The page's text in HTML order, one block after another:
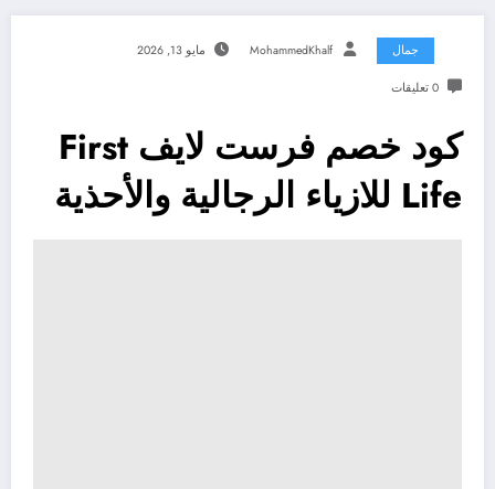
جمال MohammedKhalf مايو 13, 2026
0 تعليقات
كود خصم فرست لايف First
Life للازياء الرجالية والأحذية